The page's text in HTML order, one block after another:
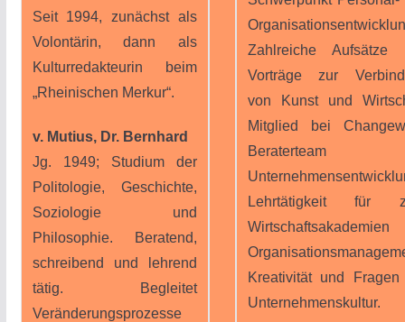
Seit 1994, zunächst als
Volontärin, dann als
Kulturredakteurin beim
„Rheinischen Merkur“.
v. Mutius, Dr. Bernhard
Jg. 1949; Studium der
Politologie, Geschichte,
Soziologie und
Philosophie. Beratend,
schreibend und lehrend
tätig. Begleitet
Veränderungsprozesse
Zahlreiche Aufsätze
Vorträge zur
von Kunst und
Mitglied bei
Beraterteam
Lehrtätigkeit für
Kreativität und
Unternehmenskultur.